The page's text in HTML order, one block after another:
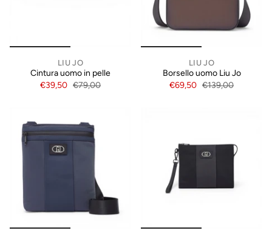
LIU JO
Cintura uomo in pelle
€39,50 €79,00
LIU JO
Borsello uomo Liu Jo
€69,50 €139,00